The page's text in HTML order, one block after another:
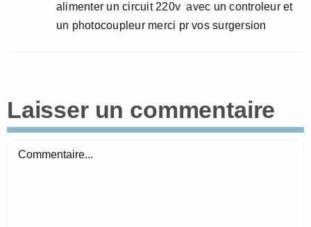
alimenter un circuit 220v avec un controleur et
un photocoupleur merci pr vos surgersion
Laisser un commentaire
Commentaire